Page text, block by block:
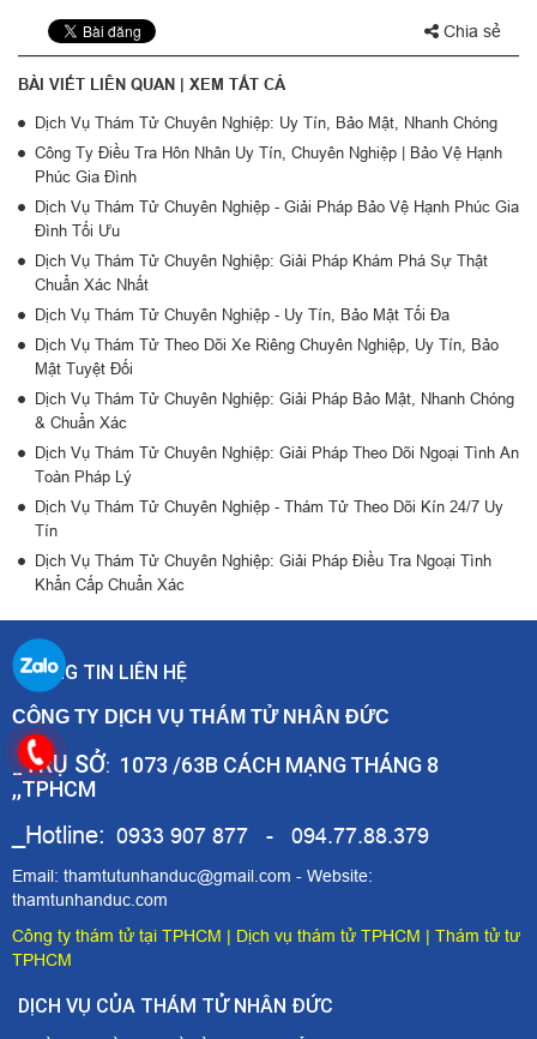
Chia sẻ
BÀI VIẾT LIÊN QUAN | XEM TẤT CẢ
Dịch Vụ Thám Tử Chuyên Nghiệp: Uy Tín, Bảo Mật, Nhanh Chóng
Công Ty Điều Tra Hôn Nhân Uy Tín, Chuyên Nghiệp | Bảo Vệ Hạnh
Phúc Gia Đình
Dịch Vụ Thám Tử Chuyên Nghiệp - Giải Pháp Bảo Vệ Hạnh Phúc Gia
Đình Tối Ưu
Dịch Vụ Thám Tử Chuyên Nghiệp: Giải Pháp Khám Phá Sự Thật
Chuẩn Xác Nhất
Dịch Vụ Thám Tử Chuyên Nghiệp - Uy Tín, Bảo Mật Tối Đa
Dịch Vụ Thám Tử Theo Dõi Xe Riêng Chuyên Nghiệp, Uy Tín, Bảo
Mật Tuyệt Đối
Dịch Vụ Thám Tử Chuyên Nghiệp: Giải Pháp Bảo Mật, Nhanh Chóng
& Chuẩn Xác
Dịch Vụ Thám Tử Chuyên Nghiệp: Giải Pháp Theo Dõi Ngoại Tình An
Toàn Pháp Lý
Dịch Vụ Thám Tử Chuyên Nghiệp - Thám Tử Theo Dõi Kín 24/7 Uy
Tín
Dịch Vụ Thám Tử Chuyên Nghiệp: Giải Pháp Điều Tra Ngoại Tình
Khẩn Cấp Chuẩn Xác
THÔNG TIN LIÊN HỆ
CÔNG TY DỊCH VỤ THÁM TỬ NHÂN ĐỨC
_TRỤ SỞ: 1073 /63B CÁCH MẠNG THÁNG 8
,,TPHCM
_Hotline: 0933 907 877 - 094.77.88.379
Email: thamtutunhanduc@gmail.com - Website:
thamtunhanduc.com
Công ty thám tử tại TPHCM | Dịch vụ thám tử TPHCM | Thám tử tư
TPHCM
DỊCH VỤ CỦA THÁM TỬ NHÂN ĐỨC